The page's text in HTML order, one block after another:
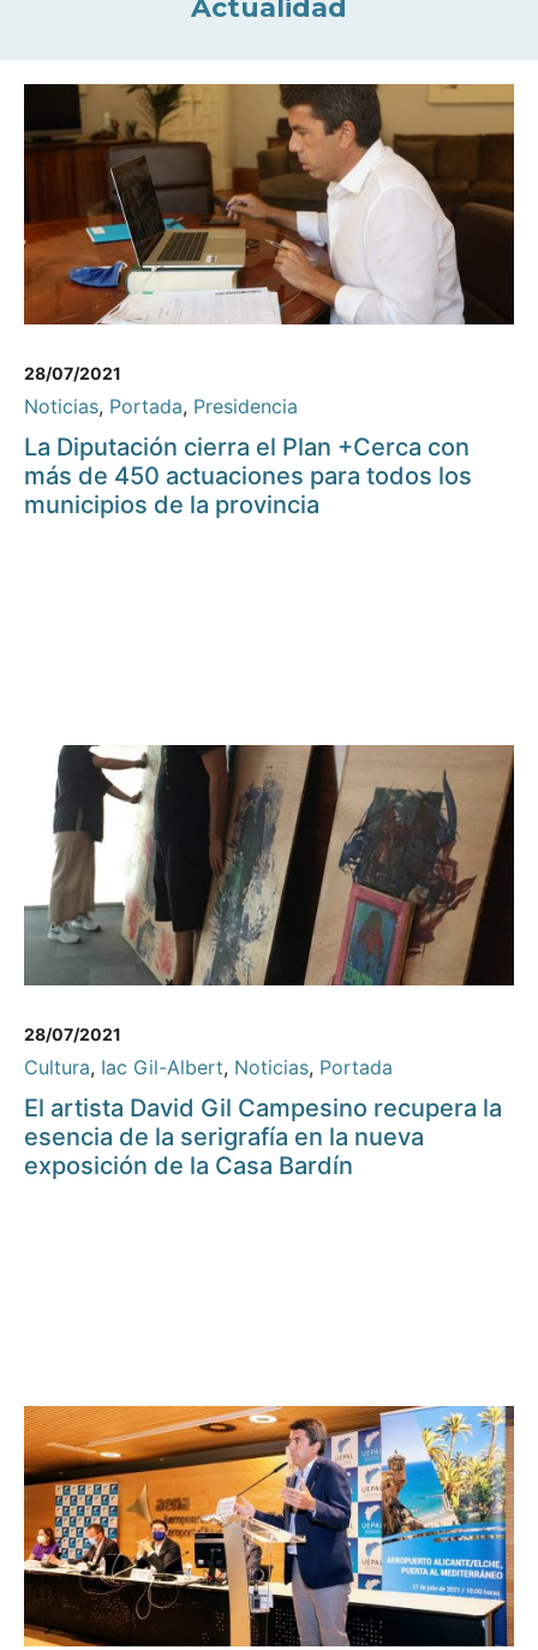
Actualidad
28/07/2021
Noticias, Portada, Presidencia
La Diputación cierra el Plan +Cerca con
más de 450 actuaciones para todos los
municipios de la provincia
28/07/2021
Cultura, Iac Gil-Albert, Noticias, Portada
El artista David Gil Campesino recupera la
esencia de la serigrafía en la nueva
exposición de la Casa Bardín